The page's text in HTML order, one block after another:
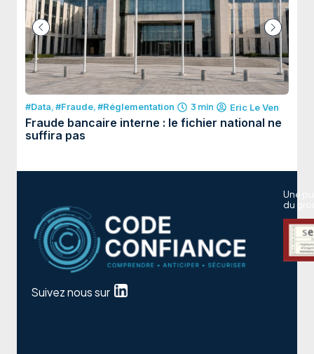
#Data,#Fraude,#Réglementation 3 min Eric Le Ven
Fraude bancaire interne : le fichier national ne
suffira pas
Suivez nous sur
Une
du